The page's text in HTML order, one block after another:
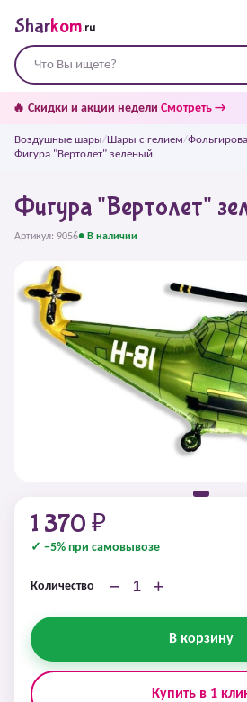
Sharkom.ru
🔥 Скидки и акции недели Смотреть →
Воздушные шары/Шары с гелием/
Фигура "Вертолет" зеленый
Фигура "Вертолет"
Артикул: 9056● В наличии
1 370 ₽
✓ −5% при самовывозе
Количество − +
В корзину
Купить в 1